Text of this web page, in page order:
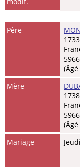
Père
Mère
Mariage